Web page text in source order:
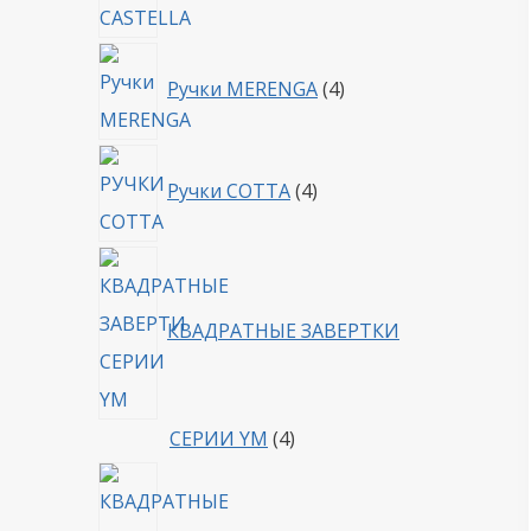
Ручки MERENGA 4товара
Ручки COTTA 4товара
КВАДРАТНЫЕ ЗАВЕРТКИ
СЕРИИ YM 44